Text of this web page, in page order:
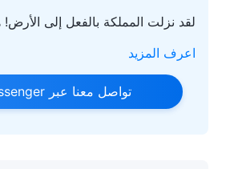
لقد نزلت المملكة بالفعل إلى
اعرف المزيد
تواصل معنا عبر Messenger